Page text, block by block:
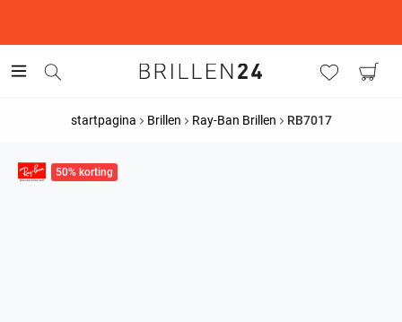
startpagina Brillen Ray-Ban Brillen RB7017
50% korting